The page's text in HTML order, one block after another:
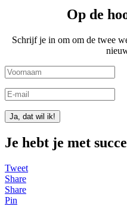
Op de
Schrijf je in om om de twee
Ja, dat wil ik!
Je hebt je met
Tweet
Share
Share
Pin